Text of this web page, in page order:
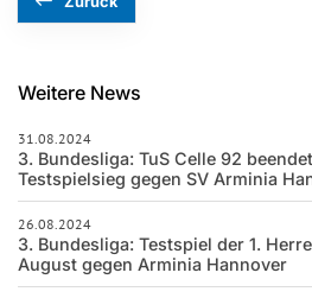
Weitere News
31.08.2024
3. Bundesliga: TuS Celle 92
Testspielsieg gegen SV Arminia
26.08.2024
3. Bundesliga: Testspiel der 1.
August gegen Arminia Hannover